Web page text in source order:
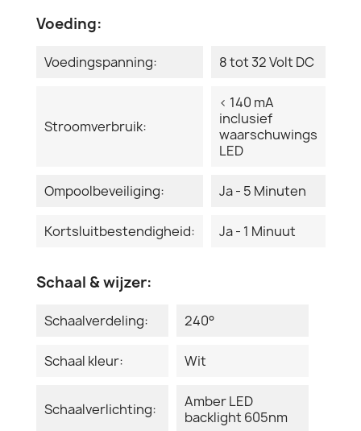
Voeding:
Voedingspanning: 8 tot 32 Volt DC
Stroomverbruik:
< 140 mA
inclusief
waarschuwings
LED
Ompoolbeveiliging: Ja - 5 Minuten
Kortsluitbestendigheid: Ja - 1 Minuut
Schaal & wijzer:
Schaalverdeling: 240°
Schaal kleur: Wit
Schaalverlichting:
Amber LED
backlight 605nm